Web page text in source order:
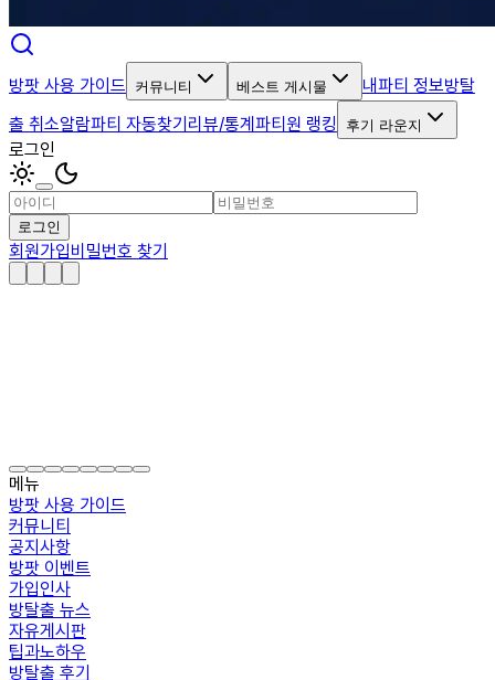
방팟 사용 가이드 커뮤니티 베스트 게시물 내파티 정보방탈
출 취소알람파티 자동찾기리뷰/통계파티원 랭킹 후기 라운지
로그인
로그인
회원가입비밀번호 찾기
메뉴
방팟 사용 가이드
커뮤니티
공지사항
방팟 이벤트
가입인사
방탈출 뉴스
자유게시판
팁과노하우
방탈출 후기